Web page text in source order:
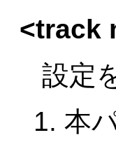
<track
設定
本